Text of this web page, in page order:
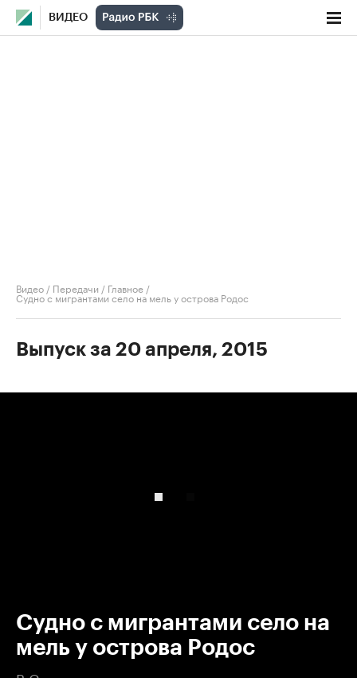
ВИДЕО
Видео / Передачи / Главное /
Судно с мигрантами село на мель у острова Родос
Выпуск за 20 апреля, 2015
Судно с мигрантами село на
мель у острова Родос